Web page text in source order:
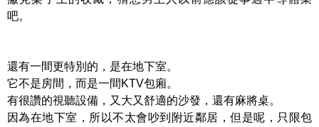
吧。
還有一間更特別的，是在地下室。
它不是房間，而是一間KTV包廂。
有很讚的視聽設備，又大又舒適的沙發，還有麻將桌。
因為在地下室，所以不太會吵到附近鄰居，但是呢，只限包